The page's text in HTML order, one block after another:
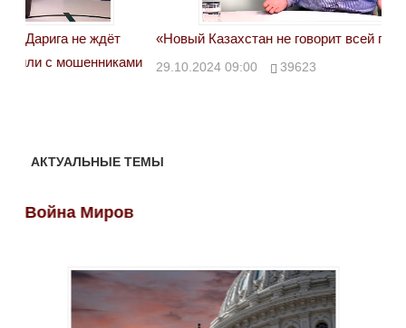
«Новый Казахстан не говорит всей правды»
29.10.2024 09:00 39623
АКТУАЛЬНЫЕ ТЕМЫ
Война Миров